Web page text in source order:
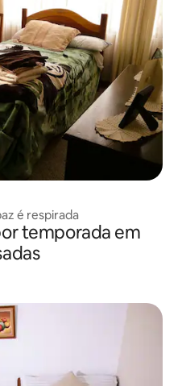
é respirada
temporada em